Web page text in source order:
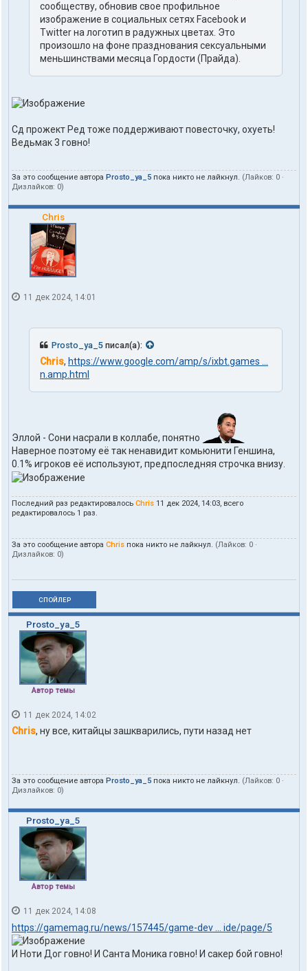
сообществу, обновив свое профильное
изображение в социальных сетях Facebook и
Twitter на логотип в радужных цветах. Это
произошло на фоне празднования сексуальными
меньшинствами месяца Гордости (Прайда).
Сд прожект Ред тоже поддерживают повесточку, охуеть!
Ведьмак 3 говно!
За это сообщение автора Prosto_ya_5 пока никто не лайкнул. (Лайков: 0 ·
Дизлайков: 0)
Chris
11 дек 2024, 14:01
Prosto_ya_5 писал(а):
Chris, https://www.google.com/amp/s/ixbt.games ...
n.amp.html
Эллой - Сони насрали в коллабе, понятно
Наверное поэтому её так ненавидит комьюнити Геншина,
0.1% игроков её используют, предпоследняя строчка внизу.
Последний раз редактировалось Chris 11 дек 2024, 14:03, всего
редактировалось 1 раз.
За это сообщение автора Chris пока никто не лайкнул. (Лайков: 0 ·
Дизлайков: 0)
СПОЙЛЕР
Prosto_ya_5
Автор темы
11 дек 2024, 14:02
Chris, ну все, китайцы зашкварились, пути назад нет
За это сообщение автора Prosto_ya_5 пока никто не лайкнул. (Лайков: 0 ·
Дизлайков: 0)
Prosto_ya_5
Автор темы
11 дек 2024, 14:08
https://gamemag.ru/news/157445/game-dev ... ide/page/5
И Ноти Дог говно! И Санта Моника говно! И сакер бой говно!